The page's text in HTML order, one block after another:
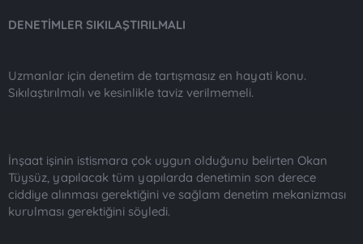
DENETİMLER SIKILAŞTIRILMALI
Uzmanlar için denetim de tartışmasız en hayati konu.
Sıkılaştırılmalı ve kesinlikle taviz verilmemeli.
İnşaat işinin istismara çok uygun olduğunu belirten Okan
Tüysüz, yapılacak tüm yapılarda denetimin son derece
ciddiye alınması gerektiğini ve sağlam denetim mekanizması
kurulması gerektiğini söyledi.